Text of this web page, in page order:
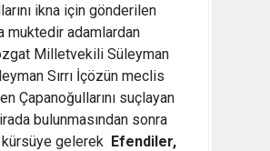
ikna için gönderilen
muktedir adamlardan
Milletvekili Süleyman
Sırrı İçözün meclis
Çapanoğullarını suçlayan
bulunmasından sonra
gelerek  Efendiler,